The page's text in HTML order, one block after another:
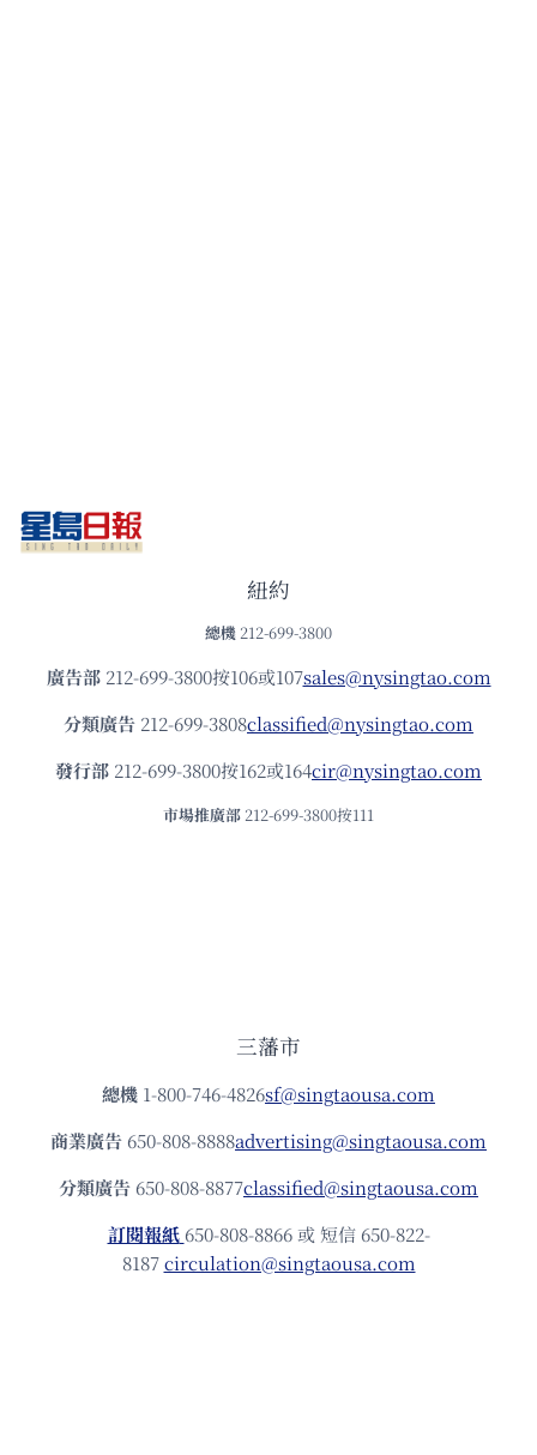
紐約
總機 212-699-3800
廣告部212-699-3800按106或107sales@nysingtao.com
分類廣告 212-699-3808classified@nysingtao.com
發⾏部 212-699-3800按162或164cir@nysingtao.com
市場推廣部 212-699-3800按111
三藩市
總機 1-800-746-4826sf@singtaousa.com
商業廣告 650-808-8888advertising@singtaousa.com
分類廣告 650-808-8877classified@singtaousa.com
訂閱報紙 650-808-8866 或 短信 650-822-
8187circulation@singtaousa.com